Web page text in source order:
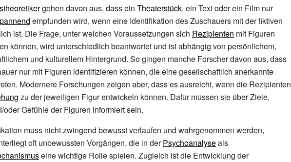
gehen davon aus, dass ein Theaterstück, ein Text oder ein Film nur
empfunden wird, wenn eine Identifikation des Zuschauers mit der fiktiven
ist. Die Frage, unter welchen Voraussetzungen sich Rezipienten mit Figuren
können, wird unterschiedlich beantwortet und ist abhängig von persönlichem,
und kulturellem Hintergrund. So gingen manche Forscher davon aus, dass
nur mit Figuren identifizieren können, die eine gesellschaftlich anerkannte
Modernere Forschungen zeigen aber, dass es ausreicht, wenn die Rezipienten
zu der jeweiligen Figur entwickeln können. Dafür müssen sie über Ziele,
oder Gefühle der Figuren informiert sein.
muss nicht zwingend bewusst verlaufen und wahrgenommen werden,
oft unbewussten Vorgängen, die in derPsychoanalyseals
eine wichtige Rolle spielen. Zugleich ist die Entwicklung der